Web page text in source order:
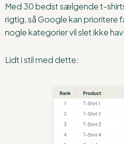
Med 30 bedst sælgende t-
rigtig, så Google kan prioritere
nogle kategorier vil slet ikke
Lidt i stil med dette: